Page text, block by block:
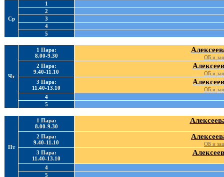
Ср
1
2
3
4
5
Чт
1 Пара:
8.00-9.30
ОБ и
2 Пара:
9.40-11.10
ОБ и
3 Пара:
11.40-13.10
ОБ и
4
5
Пт
1 Пара:
8.00-9.30
2 Пара:
9.40-11.10
ОБ и
3 Пара:
11.40-13.10
4
5